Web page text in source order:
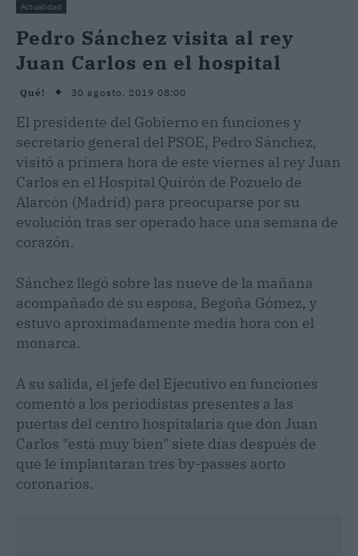
Actualidad
Pedro Sánchez visita al rey
Juan Carlos en el hospital
Qué! 30 agosto, 2019 08:00
El presidente del Gobierno en funciones y
secretario general del PSOE, Pedro Sánchez,
visitó a primera hora de este viernes al rey Juan
Carlos en el Hospital Quirón de Pozuelo de
Alarcón (Madrid) para preocuparse por su
evolución tras ser operado hace una semana de
corazón.
Sánchez llegó sobre las nueve de la mañana
acompañado de su esposa, Begoña Gómez, y
estuvo aproximadamente media hora con el
monarca.
A su salida, el jefe del Ejecutivo en funciones
comentó a los periodistas presentes a las
puertas del centro hospitalaria que don Juan
Carlos "está muy bien" siete días después de
que le implantaran tres by-passes aorto
coronarios.